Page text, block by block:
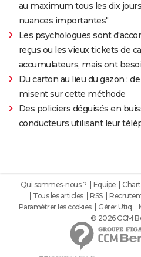
au maximum tous les dix
nuances importantes"
Les psychologues sont
reçus ou les vieux tickets de
accumulateurs, mais ont
Du carton au lieu du gazon :
misent sur cette méthode
Des policiers déguisés en
conducteurs utilisant leur
Qui sommes-nous ? Equipe
Tous les articles
RSS
Paramétrer les cookies
Gérer Utiq
© 2026 CCM